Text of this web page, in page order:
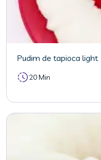
Pudim de tapioca light
20 Min